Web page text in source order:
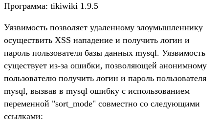
Программа: tikiwiki 1.9.5
Уязвимость позволяет удаленному злоумышленнику
осуществить XSS нападение и получить логин и
пароль пользователя базы данных mysql. Уязвимость
существует из-за ошибки, позволяющей анонимному
пользователю получить логин и пароль пользователя
mysql, вызвав в mysql ошибку с использованием
переменной "sort_mode" совместно со следующими
ссылками: